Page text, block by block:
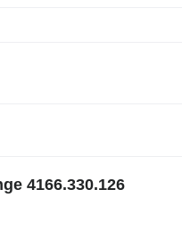
4166.330.126